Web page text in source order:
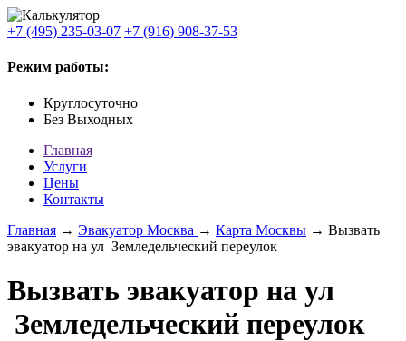
+7 (495) 235-03-07 +7 (916) 908-37-53
Режим работы:
Круглосуточно
Без Выходных
Главная
Услуги
Цены
Контакты
Главная → Эвакуатор Москва → Карта Москвы → Вызвать
эвакуатор на ул Земледельческий переулок
Вызвать эвакуатор на ул
Земледельческий переулок